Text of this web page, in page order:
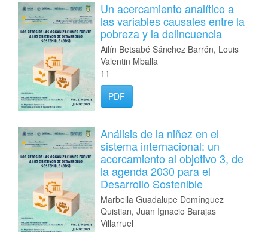
Un acercamiento analítico a
las variables causales entre la
pobreza y la delincuencia
Ailín Betsabé Sánchez Barrón, Louis
Valentin Mballa
11
PDF
Análisis de la niñez en el
sistema internacional: un
acercamiento al objetivo 3, de
la agenda 2030 para el
Desarrollo Sostenible
Marbella Guadalupe Domínguez
Quistian, Juan Ignacio Barajas
Villarruel